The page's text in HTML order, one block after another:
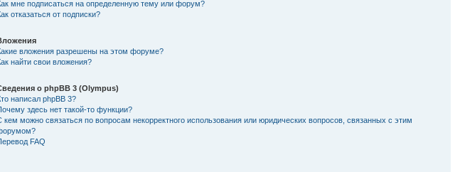
мне подписаться на определенную тему или форум?
отказаться от подписки?
вложения разрешены на этом форуме?
найти свои вложения?
о phpBB 3 (Olympus)
написал phpBB 3?
здесь нет такой-то функции?
кем можно связаться по вопросам некорректного использования или юридических вопросов, связанных с этим
FAQ